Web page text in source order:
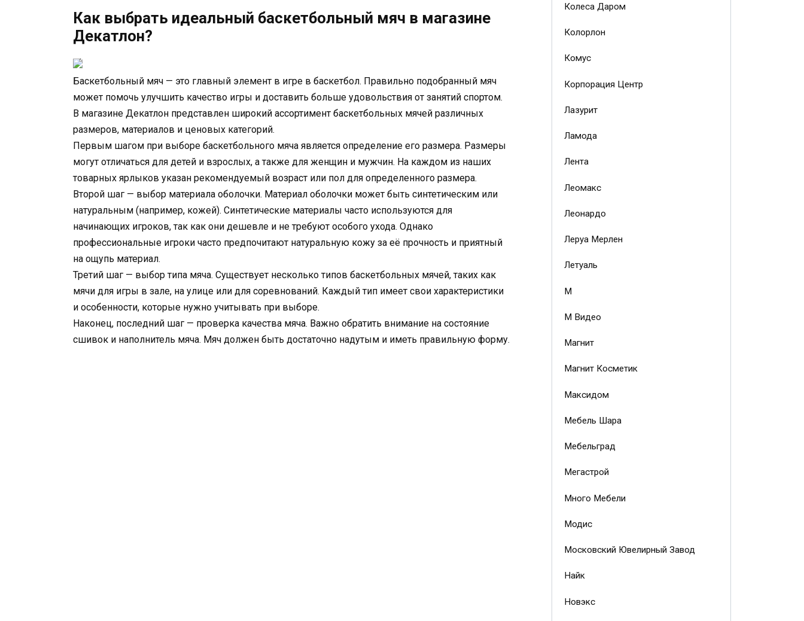
Как выбрать идеальный баскетбольный мяч в магазине
Декатлон?
Баскетбольный мяч — это главный элемент в игре в баскетбол. Правильно подобранный мяч
может помочь улучшить качество игры и доставить больше удовольствия от занятий спортом.
В магазине Декатлон представлен широкий ассортимент баскетбольных мячей различных
размеров, материалов и ценовых категорий.
Первым шагом при выборе баскетбольного мяча является определение его размера. Размеры
могут отличаться для детей и взрослых, а также для женщин и мужчин. На каждом из наших
товарных ярлыков указан рекомендуемый возраст или пол для определенного размера.
Второй шаг — выбор материала оболочки. Материал оболочки может быть синтетическим или
натуральным (например, кожей). Синтетические материалы часто используются для
начинающих игроков, так как они дешевле и не требуют особого ухода. Однако
профессиональные игроки часто предпочитают натуральную кожу за её прочность и приятный
на ощупь материал.
Третий шаг — выбор типа мяча. Существует несколько типов баскетбольных мячей, таких как
мячи для игры в зале, на улице или для соревнований. Каждый тип имеет свои характеристики
и особенности, которые нужно учитывать при выборе.
Наконец, последний шаг — проверка качества мяча. Важно обратить внимание на состояние
сшивок и наполнитель мяча. Мяч должен быть достаточно надутым и иметь правильную форму.
Колеса Даром
Колорлон
Комус
Корпорация Центр
Лазурит
Ламода
Лента
Леомакс
Леонардо
Леруа Мерлен
Летуаль
М
М Видео
Магнит
Магнит Косметик
Максидом
Мебель Шара
Мебельград
Мегастрой
Много Мебели
Модис
Московский Ювелирный Завод
Найк
Новэкс